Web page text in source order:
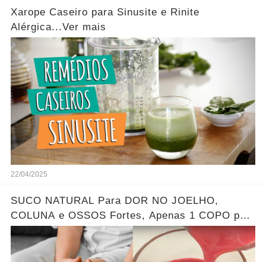
Xarope Caseiro para Sinusite e Rinite
Alérgica...Ver mais
22/04/2025
SUCO NATURAL Para DOR NO JOELHO,
COLUNA e OSSOS Fortes, Apenas 1 COPO por